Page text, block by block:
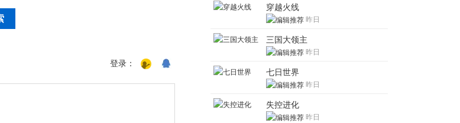
登录：
穿越火线
昨日
三国大领主
昨日
七日世界
昨日
失控进化
昨日